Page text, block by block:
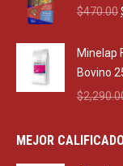
$470.00
Minelap
Bovino
$
MEJOR